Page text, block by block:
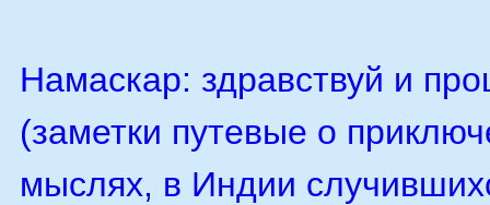
Намаскар: здравствуй и
(заметки путевые о
мыслях, в Индии